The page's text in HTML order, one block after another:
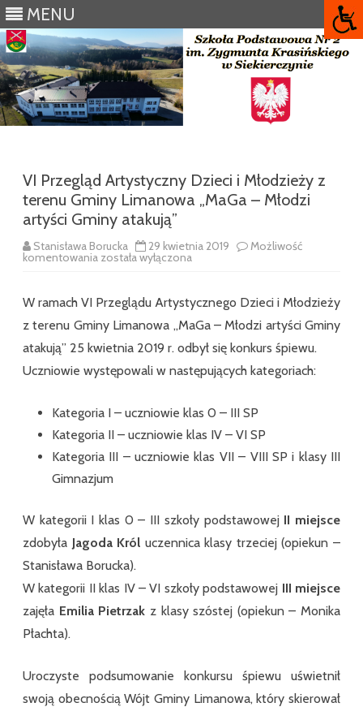
MENU
VI Przegląd Artystyczny Dzieci i Młodzieży z
terenu Gminy Limanowa „MaGa – Młodzi
artyści Gminy atakują”
Stanisława Borucka 29 kwietnia 2019 Możliwość
komentowania VI
i
Młodzieży
z
terenu
Gminy
„MaGa
Gminy
została wyłączona
W ramach VI Przeglądu Artystycznego Dzieci i Młodzieży
z terenu Gminy Limanowa „MaGa – Młodzi artyści Gminy
atakują” 25 kwietnia 2019 r. odbył się konkurs śpiewu.
Uczniowie występowali w następujących kategoriach:
Kategoria I – uczniowie klas 0 – III SP
Kategoria II – uczniowie klas IV – VI SP
Kategoria III – uczniowie klas VII – VIII SP i klasy III
Gimnazjum
W kategorii I klas 0 – III szkoły podstawowej II miejsce
zdobyła Jagoda Król uczennica klasy trzeciej (opiekun –
Stanisława Borucka).
W kategorii II klas IV – VI szkoły podstawowej III miejsce
zajęła Emilia Pietrzak z klasy szóstej (opiekun – Monika
Płachta).
Uroczyste podsumowanie konkursu śpiewu uświetnił
swoją obecnością Wójt Gminy Limanowa, który skierował